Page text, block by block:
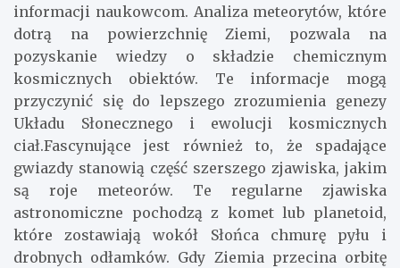
informacji naukowcom. Analiza meteorytów, które
dotrą na powierzchnię Ziemi, pozwala na
pozyskanie wiedzy o składzie chemicznym
kosmicznych obiektów. Te informacje mogą
przyczynić się do lepszego zrozumienia genezy
Układu Słonecznego i ewolucji kosmicznych
ciał.Fascynujące jest również to, że spadające
gwiazdy stanowią część szerszego zjawiska, jakim
są roje meteorów. Te regularne zjawiska
astronomiczne pochodzą z komet lub planetoid,
które zostawiają wokół Słońca chmurę pyłu i
drobnych odłamków. Gdy Ziemia przecina orbitę